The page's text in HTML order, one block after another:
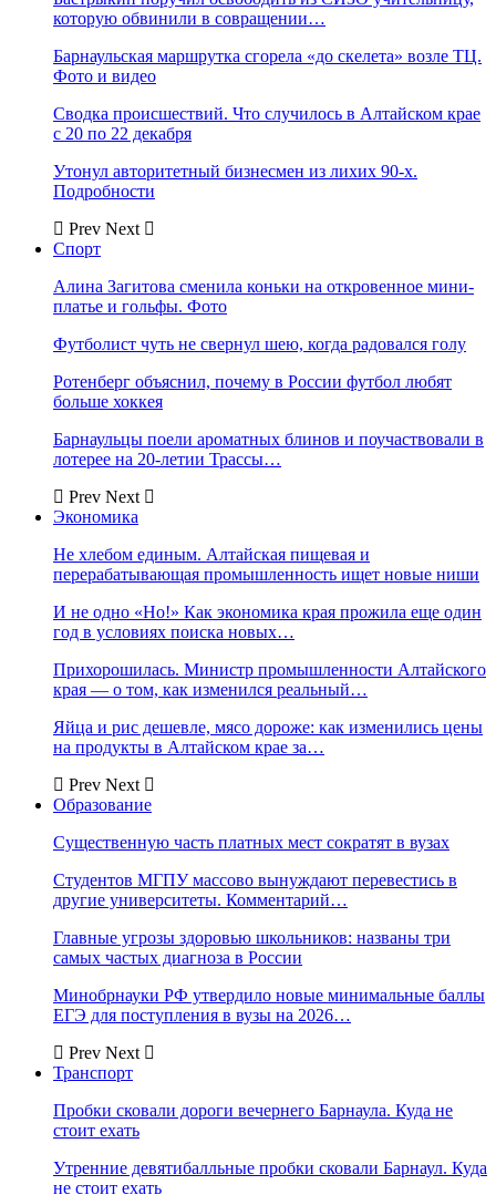
которую обвинили в совращении…
Барнаульская маршрутка сгорела «до скелета» возле ТЦ.
Фото и видео
Сводка происшествий. Что случилось в Алтайском крае
с 20 по 22 декабря
Утонул авторитетный бизнесмен из лихих 90-х.
Подробности
Prev Next
Спорт
Алина Загитова сменила коньки на откровенное мини-
платье и гольфы. Фото
Футболист чуть не свернул шею, когда радовался голу
Ротенберг объяснил, почему в России футбол любят
больше хоккея
Барнаульцы поели ароматных блинов и поучаствовали в
лотерее на 20-летии Трассы…
Prev Next
Экономика
Не хлебом единым. Алтайская пищевая и
перерабатывающая промышленность ищет новые ниши
И не одно «Но!» Как экономика края прожила еще один
год в условиях поиска новых…
Прихорошилась. Министр промышленности Алтайского
края — о том, как изменился реальный…
Яйца и рис дешевле, мясо дороже: как изменились цены
на продукты в Алтайском крае за…
Prev Next
Образование
Существенную часть платных мест сократят в вузах
Студентов МГПУ массово вынуждают перевестись в
другие университеты. Комментарий…
Главные угрозы здоровью школьников: названы три
самых частых диагноза в России
Минобрнауки РФ утвердило новые минимальные баллы
ЕГЭ для поступления в вузы на 2026…
Prev Next
Транспорт
Пробки сковали дороги вечернего Барнаула. Куда не
стоит ехать
Утренние девятибалльные пробки сковали Барнаул. Куда
не стоит ехать